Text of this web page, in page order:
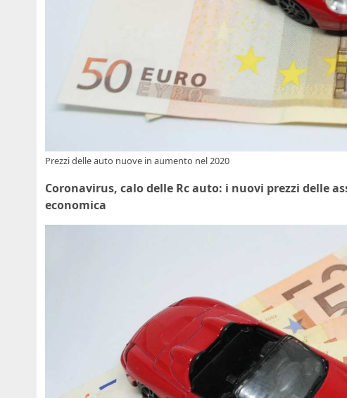
Prezzi delle auto nuove in aumento nel 2020
Coronavirus, calo delle Rc auto: i nuovi prezzi delle
economica